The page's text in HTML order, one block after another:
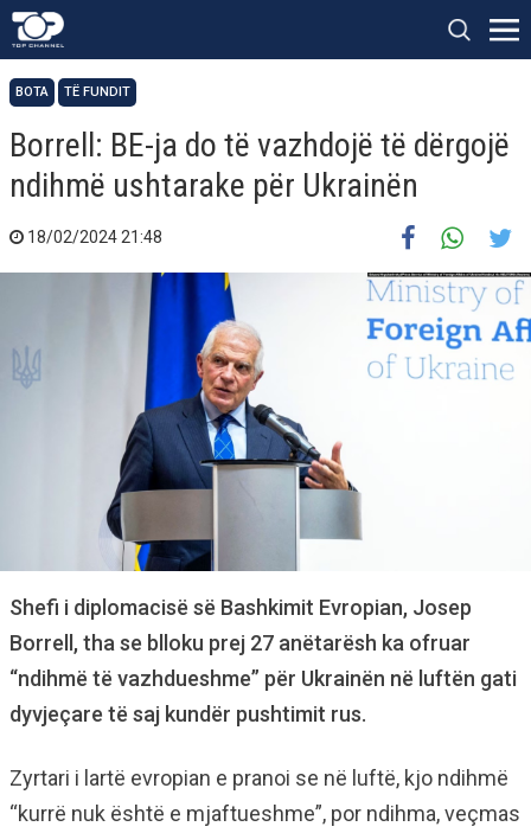
BOTA TË FUNDIT
Borrell: BE-ja do të vazhdojë të dërgojë
ndihmë ushtarake për Ukrainën
18/02/2024 21:48
Shefi i diplomacisë së Bashkimit Evropian, Josep
Borrell, tha se blloku prej 27 anëtarësh ka ofruar
“ndihmë të vazhdueshme” për Ukrainën në luftën gati
dyvjeçare të saj kundër pushtimit rus.
Zyrtari i lartë evropian e pranoi se në luftë, kjo ndihmë
“kurrë nuk është e mjaftueshme”, por ndihma, veçmas